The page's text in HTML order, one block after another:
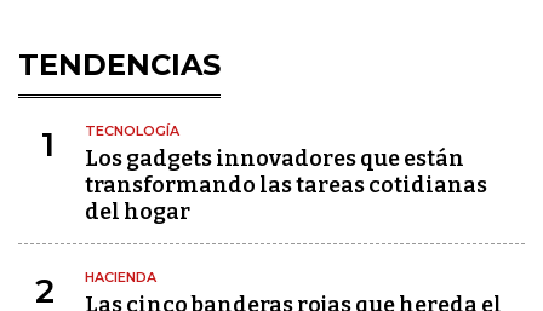
TENDENCIAS
1 TECNOLOGÍA
Los gadgets innovadores que están
transformando las tareas cotidianas
del hogar
2 HACIENDA
Las cinco banderas rojas que hereda el